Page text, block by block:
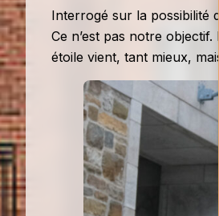
Interrogé sur la possibilité
Ce n’est pas notre
étoile vient, tant mieux,